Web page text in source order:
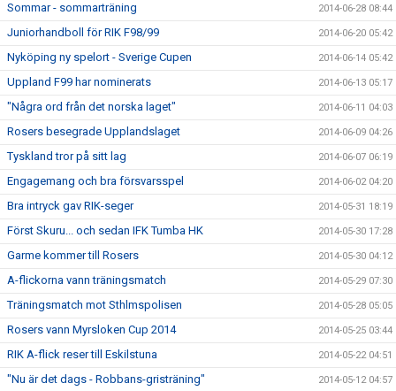
Sommar - sommarträning 2014-06-28 08:44
Juniorhandboll för RIK F98/99 2014-06-20 05:42
Nyköping ny spelort - Sverige Cupen 2014-06-14 05:42
Uppland F99 har nominerats 2014-06-13 05:17
"Några ord från det norska laget" 2014-06-11 04:03
Rosers besegrade Upplandslaget 2014-06-09 04:26
Tyskland tror på sitt lag 2014-06-07 06:19
Engagemang och bra försvarsspel 2014-06-02 04:20
Bra intryck gav RIK-seger 2014-05-31 18:19
Först Skuru... och sedan IFK Tumba HK 2014-05-30 17:28
Garme kommer till Rosers 2014-05-30 04:12
A-flickorna vann träningsmatch 2014-05-29 07:30
Träningsmatch mot Sthlmspolisen 2014-05-28 05:05
Rosers vann Myrsloken Cup 2014 2014-05-25 03:44
RIK A-flick reser till Eskilstuna 2014-05-22 04:51
"Nu är det dags - Robbans-gristräning" 2014-05-12 04:57